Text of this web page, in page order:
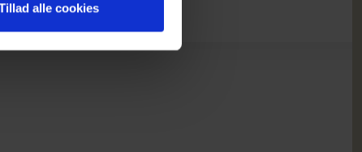
alle cookies